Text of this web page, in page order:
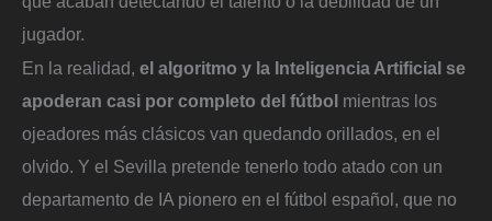
jugador.
En la realidad, el algoritmo y la Inteligencia Artificial se
apoderan casi por completo del fútbol mientras los
ojeadores más clásicos van quedando orillados, en el
olvido. Y el Sevilla pretende tenerlo todo atado con un
departamento de IA pionero en el fútbol español, que no